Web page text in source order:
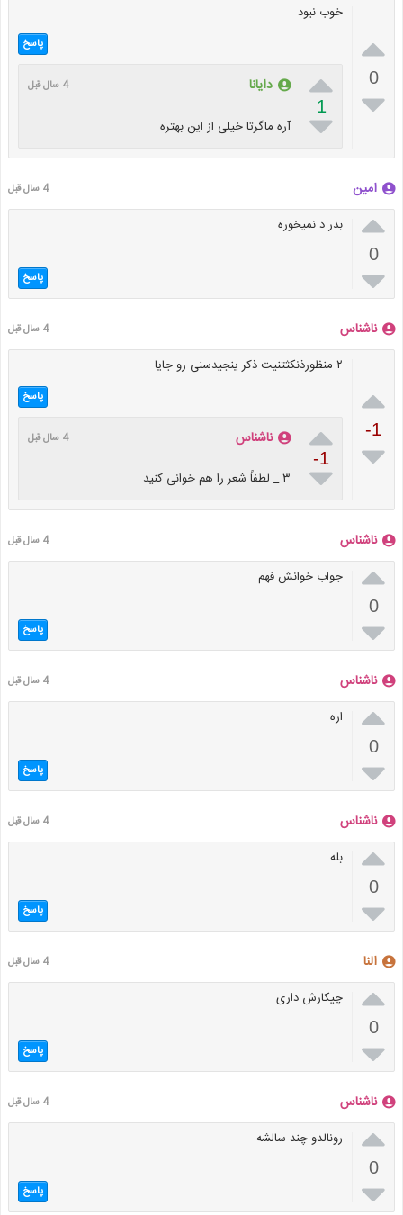

0

خوب نبود
پاسخ

1

دایانا 4 سال قبل
آره ماگرتا خیلی از این بهتره
امین 4 سال قبل

0

بدر د نمیخوره
پاسخ
ناشناس 4 سال قبل

-1

۲ منظورذنکثتنیت ذکر ینجیدسنی رو جایا
پاسخ

-1

ناشناس 4 سال قبل
۳ _ لطفاً شعر را هم خوانی کنید
ناشناس 4 سال قبل

0

جواب خوانش فهم
پاسخ
ناشناس 4 سال قبل

0

اره
پاسخ
ناشناس 4 سال قبل

0

بله
پاسخ
النا 4 سال قبل

0

چیکارش داری
پاسخ
ناشناس 4 سال قبل

0

رونالدو چند سالشه
پاسخ